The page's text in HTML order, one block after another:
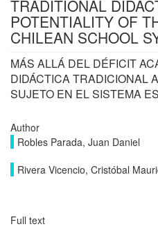
TRADITIONAL
POTENTIALITY OF
CHILEAN SCHOOL
MÁS ALLÁ DEL DÉFICIT
DIDÁCTICA TRADICIONAL
SUJETO EN EL SISTEMA
Author
Robles Parada, Juan Daniel
Rivera Vicencio, Cristóbal
Full text